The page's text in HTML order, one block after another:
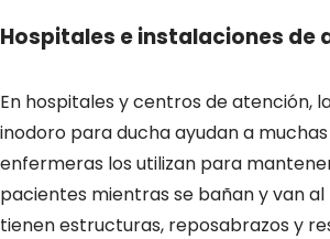
Hospitales e instalaciones de
En hospitales y centros de atención,
inodoro para ducha ayudan a muchas
enfermeras los utilizan para
pacientes mientras se bañan y van al
tienen estructuras, reposabrazos y